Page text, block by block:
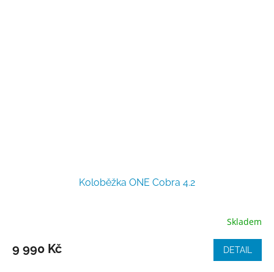
Koloběžka ONE Cobra 4.2
Skladem
9 990 Kč DETAIL